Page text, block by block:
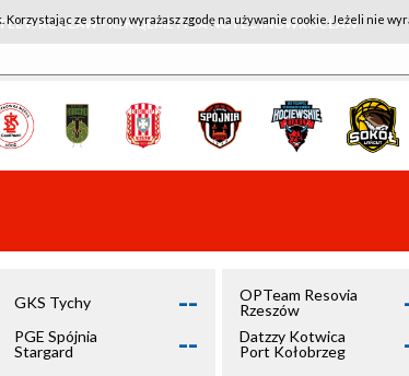
WROCŁAW - KSK QEMETICA NOTEĆ INOWROCŁAW
GKS Tychy --
PGE Spójnia
Stargard
--
OPTeam Resovia
Rzeszów
Datzzy Kotwica
Port Kołobrzeg
ze strony wyrażasz zgodę na używanie cookie. Jeżeli nie